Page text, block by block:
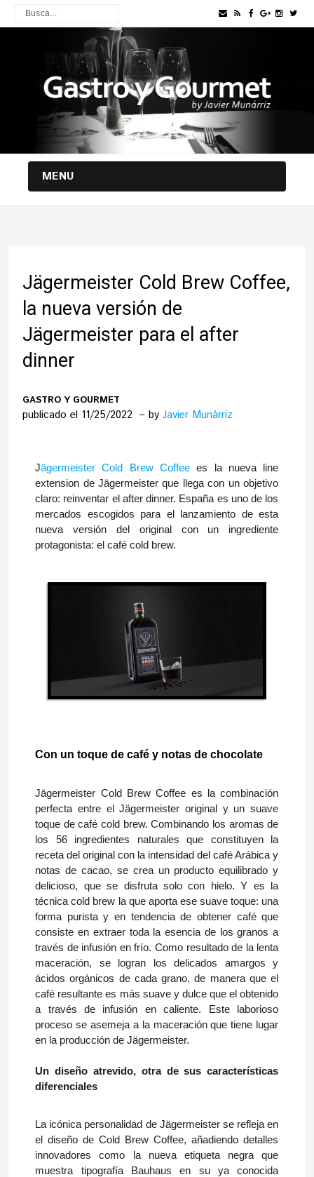
MENU
Jägermeister Cold Brew Coffee,
la nueva versión de
Jägermeister para el after
dinner
GASTRO Y GOURMET
publicado el 11/25/2022 byJavier Munárriz
Jägermeister Cold Brew Coffee es la nueva line
extension de Jägermeister que llega con un objetivo
claro: reinventar el after dinner. España es uno de los
mercados escogidos para el lanzamiento de esta
nueva versión del original con un ingrediente
protagonista: el café cold brew.
Con un toque de café y notas de chocolate
Jägermeister Cold Brew Coffee es la combinación
perfecta entre el Jägermeister original y un suave
toque de café cold brew. Combinando los aromas de
los 56 ingredientes naturales que constituyen la
receta del original con la intensidad del café Arábica y
notas de cacao, se crea un producto equilibrado y
delicioso, que se disfruta solo con hielo. Y es la
técnica cold brew la que aporta ese suave toque: una
forma purista y en tendencia de obtener café que
consiste en extraer toda la esencia de los granos a
través de infusión en frío. Como resultado de la lenta
maceración, se logran los delicados amargos y
ácidos orgánicos de cada grano, de manera que el
café resultante es más suave y dulce que el obtenido
a través de infusión en caliente. Este laborioso
proceso se asemeja a la maceración que tiene lugar
en la producción de Jägermeister.
Un diseño atrevido, otra de sus características
diferenciales
La icónica personalidad de Jägermeister se refleja en
el diseño de Cold Brew Coffee, añadiendo detalles
innovadores como la nueva etiqueta negra que
muestra tipografía Bauhaus en su ya conocida